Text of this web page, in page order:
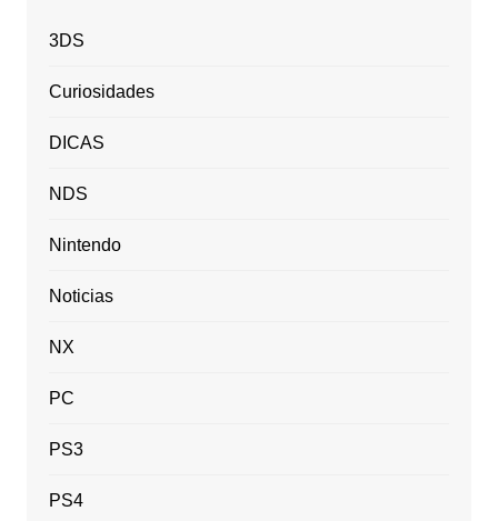
3DS
Curiosidades
DICAS
NDS
Nintendo
Noticias
NX
PC
PS3
PS4